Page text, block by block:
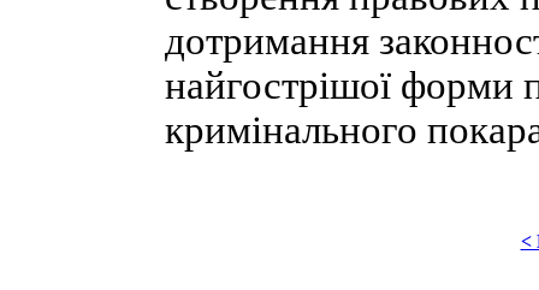
дотримання
найгострішої
кримінального
<